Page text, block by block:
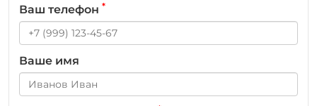
Ваш телефон *
Ваше имя